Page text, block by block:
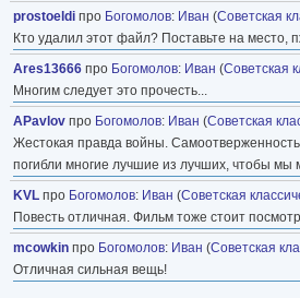
prostoeldi про Богомолов: Иван (Советская
Кто удалил этот файл? Поставьте на место,
Ares13666 про Богомолов: Иван (Советская
Многим следует это прочесть...
APavlov про Богомолов: Иван (Советская
Жестокая правда войны. Самоотверженность
погибли многие лучшие из лучших, чтобы мы
KVL про Богомолов: Иван (Советская
Повесть отличная. Фильм тоже стоит
mcowkin про Богомолов: Иван (Советская
Отличная сильная вещь!